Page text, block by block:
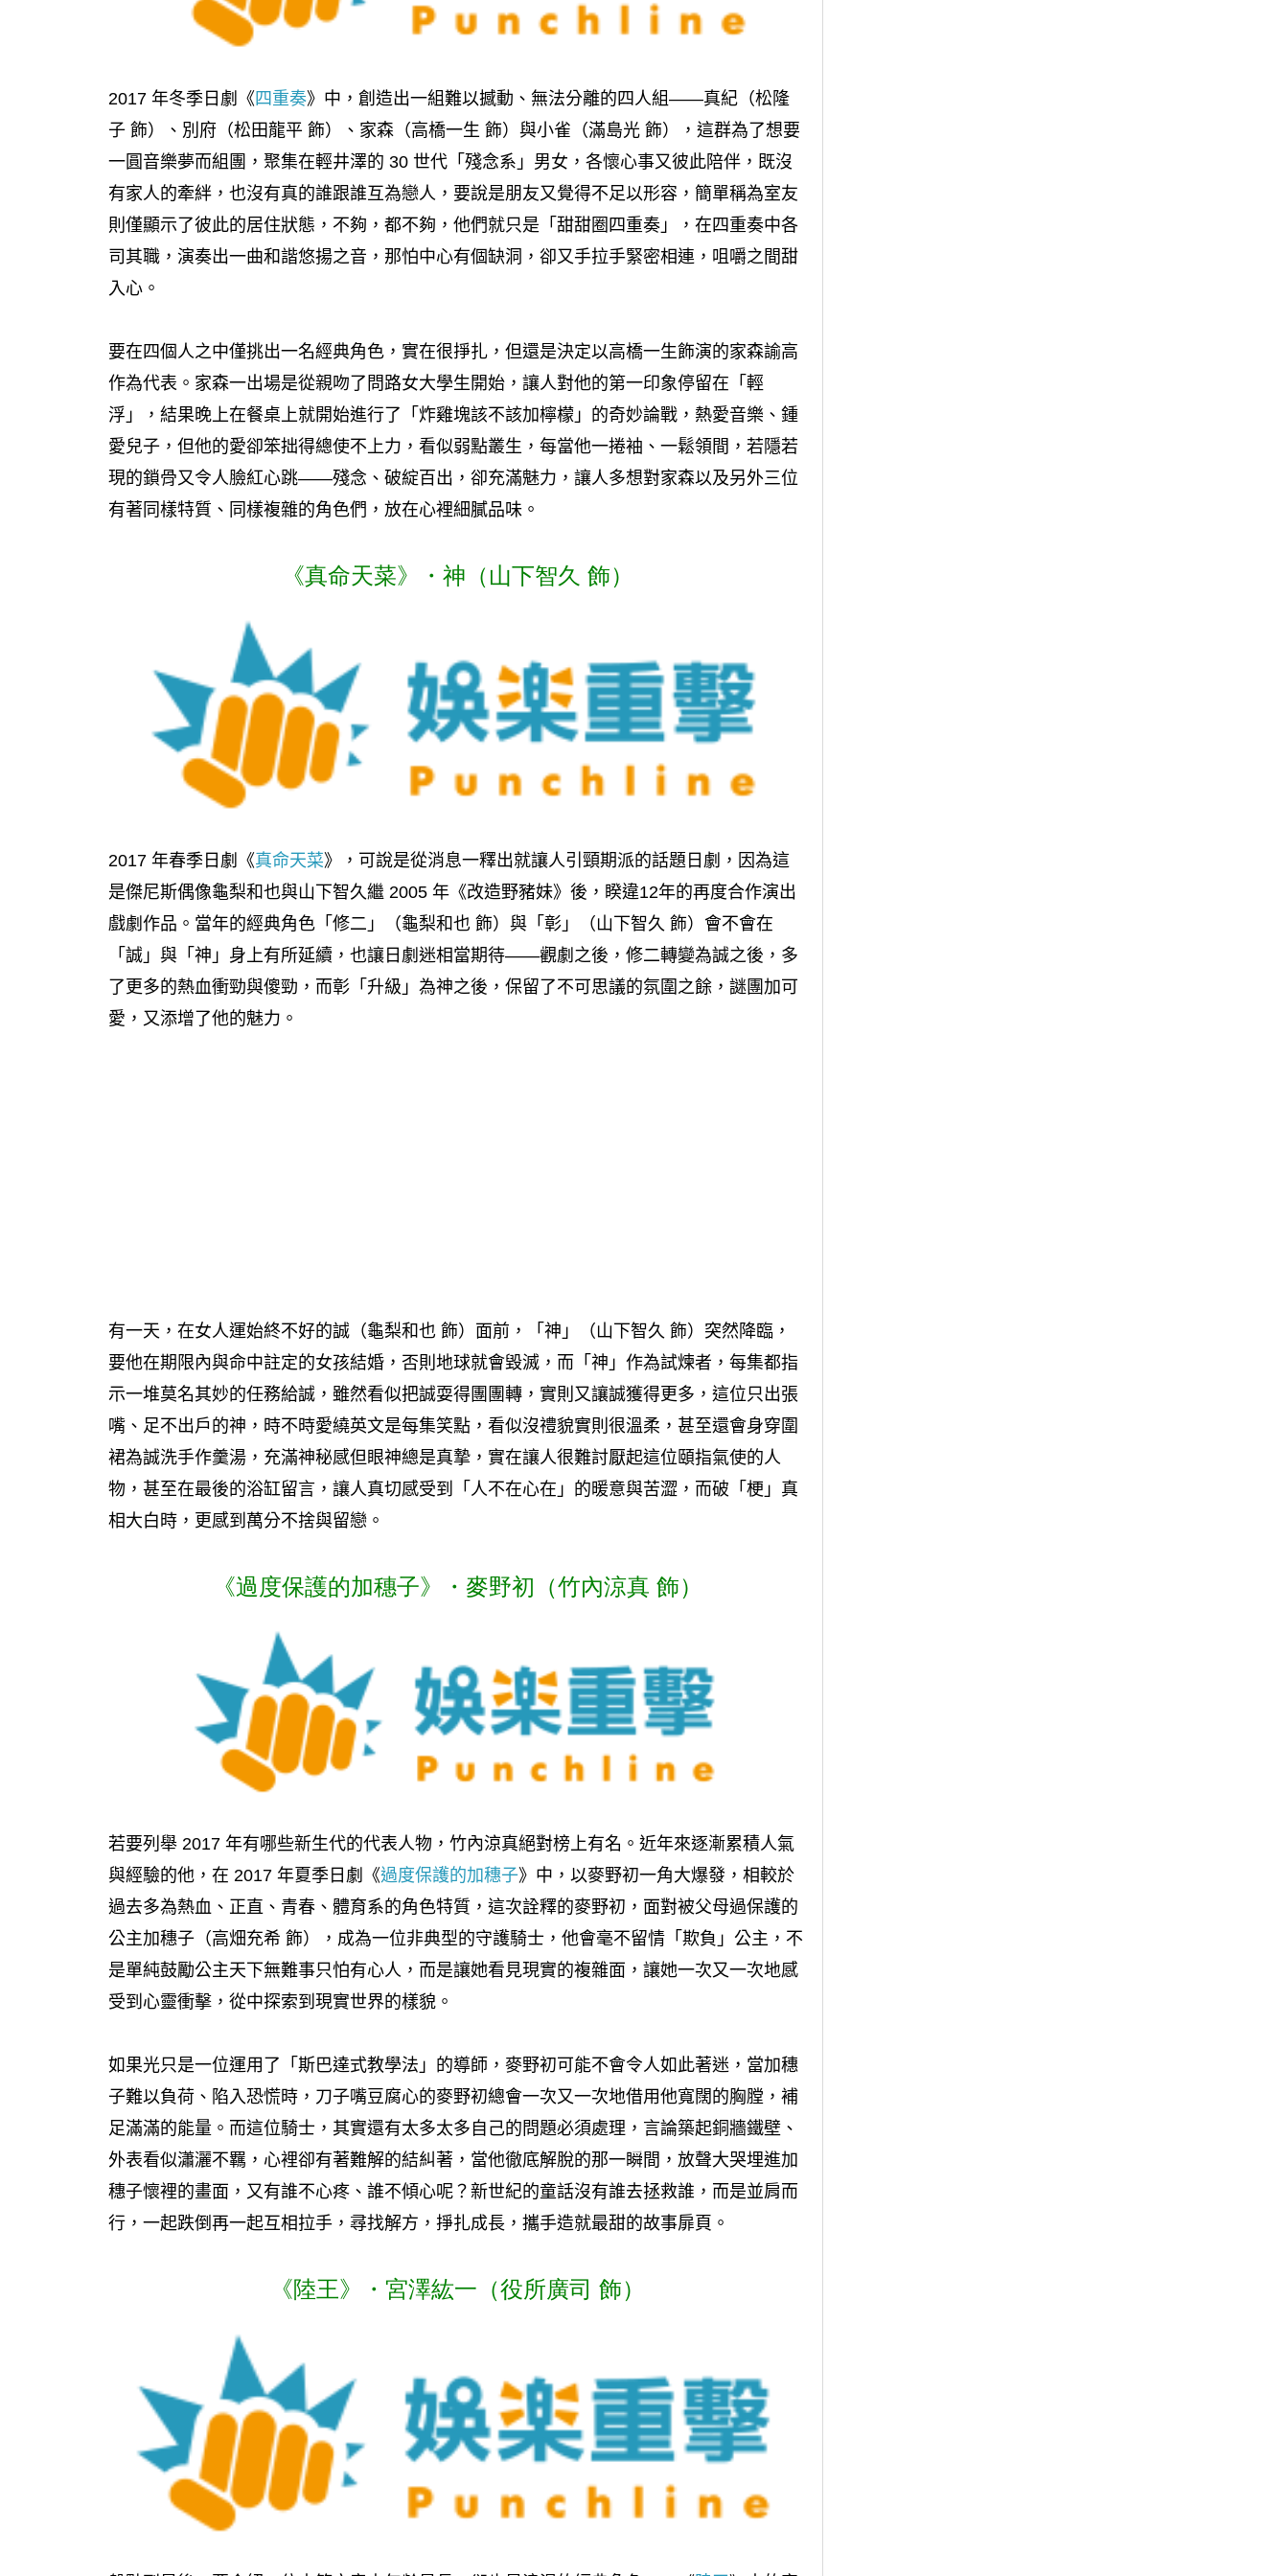
2017 年冬季日劇《 四重奏》中，創造出一組難以撼動、無法分離的四人組——真紀（松隆
子 飾）、別府（松田龍平 飾）、家森（高橋一生 飾）與小雀（滿島光 飾），這群為了想要
一圓音樂夢而組團，聚集在輕井澤的 30 世代「殘念系」男女，各懷心事又彼此陪伴，既沒
有家人的牽絆，也沒有真的誰跟誰互為戀人，要說是朋友又覺得不足以形容，簡單稱為室友
則僅顯示了彼此的居住狀態，不夠，都不夠，他們就只是「甜甜圈四重奏」，在四重奏中各
司其職，演奏出一曲和諧悠揚之音，那怕中心有個缺洞，卻又手拉手緊密相連，咀嚼之間甜
入心。
要在四個人之中僅挑出一名經典角色，實在很掙扎，但還是決定以高橋一生飾演的家森諭高
作為代表。家森一出場是從親吻了問路女大學生開始，讓人對他的第一印象停留在「輕
浮」，結果晚上在餐桌上就開始進行了「炸雞塊該不該加檸檬」的奇妙論戰，熱愛音樂、鍾
愛兒子，但他的愛卻笨拙得總使不上力，看似弱點叢生，每當他一捲袖、一鬆領間，若隱若
現的鎖骨又令人臉紅心跳——殘念、破綻百出，卻充滿魅力，讓人多想對家森以及另外三位
有著同樣特質、同樣複雜的角色們，放在心裡細膩品味。
《真命天菜》・神（山下智久 飾）
2017 年春季日劇《真命天菜》，可說是從消息一釋出就讓人引頸期派的話題日劇，因為這
是傑尼斯偶像龜梨和也與山下智久繼 2005 年《改造野豬妹》後，睽違12年的再度合作演出
戲劇作品。當年的經典角色「修二」（龜梨和也 飾）與「彰」（山下智久 飾）會不會在
「誠」與「神」身上有所延續，也讓日劇迷相當期待——觀劇之後，修二轉變為誠之後，多
了更多的熱血衝勁與傻勁，而彰「升級」為神之後，保留了不可思議的氛圍之餘，謎團加可
愛，又添增了他的魅力。
有一天，在女人運始終不好的誠（龜梨和也 飾）面前，「神」（山下智久 飾）突然降臨，
要他在期限內與命中註定的女孩結婚，否則地球就會毀滅，而「神」作為試煉者，每集都指
示一堆莫名其妙的任務給誠，雖然看似把誠耍得團團轉，實則又讓誠獲得更多，這位只出張
嘴、足不出戶的神，時不時愛繞英文是每集笑點，看似沒禮貌實則很溫柔，甚至還會身穿圍
裙為誠洗手作羹湯，充滿神秘感但眼神總是真摯，實在讓人很難討厭起這位頤指氣使的人
物，甚至在最後的浴缸留言，讓人真切感受到「人不在心在」的暖意與苦澀，而破「梗」真
相大白時，更感到萬分不捨與留戀。
《過度保護的加穗子》・麥野初（竹內涼真 飾）
若要列舉 2017 年有哪些新生代的代表人物，竹內涼真絕對榜上有名。近年來逐漸累積人氣
與經驗的他，在 2017 年夏季日劇《過度保護的加穗子》中，以麥野初一角大爆發，相較於
過去多為熱血、正直、青春、體育系的角色特質，這次詮釋的麥野初，面對被父母過保護的
公主加穗子（高畑充希 飾），成為一位非典型的守護騎士，他會毫不留情「欺負」公主，不
是單純鼓勵公主天下無難事只怕有心人，而是讓她看見現實的複雜面，讓她一次又一次地感
受到心靈衝擊，從中探索到現實世界的樣貌。
如果光只是一位運用了「斯巴達式教學法」的導師，麥野初可能不會令人如此著迷，當加穗
子難以負荷、陷入恐慌時，刀子嘴豆腐心的麥野初總會一次又一次地借用他寬闊的胸膛，補
足滿滿的能量。而這位騎士，其實還有太多太多自己的問題必須處理，言論築起銅牆鐵壁、
外表看似瀟灑不羈，心裡卻有著難解的結糾著，當他徹底解脫的那一瞬間，放聲大哭埋進加
穗子懷裡的畫面，又有誰不心疼、誰不傾心呢？新世紀的童話沒有誰去拯救誰，而是並肩而
行，一起跌倒再一起互相拉手，尋找解方，掙扎成長，攜手造就最甜的故事扉頁。
《陸王》・宮澤紘一（役所廣司 飾）